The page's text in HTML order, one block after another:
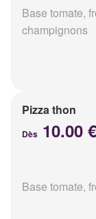
Base tomate,
champignons
Pizza thon
Dès 10.00 €
Base tomate,